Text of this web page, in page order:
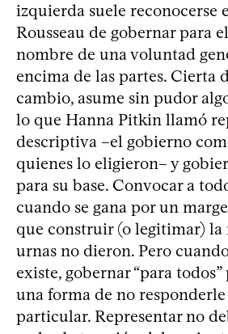
izquierda suele reconocerse
Rousseau de gobernar para
nombre de una voluntad
encima de las partes. Cierta
cambio, asume sin pudor
lo que Hanna Pitkin llamó
descriptiva –el gobierno
quienes lo eligieron– y
para su base. Convocar a
cuando se gana por un
que construir (o legitimar) la
urnas no dieron. Pero
existe, gobernar “para
una forma de no
particular. Representar no